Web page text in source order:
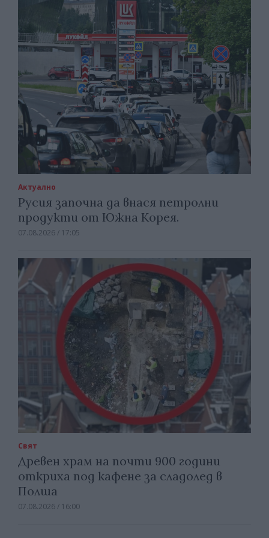
Актуално
Русия започна да внася петролни
продукти от Южна Корея.
07.08.2026 / 17:05
Свят
Древен храм на почти 900 години
откриха под кафене за сладолед в
Полша
07.08.2026 / 16:00